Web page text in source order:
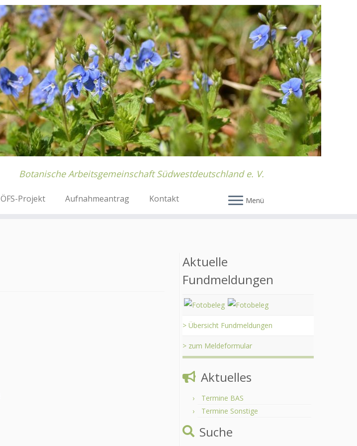
Botanische Arbeitsgemeinschaft Südwestdeutschland e. V.
Menü
ÖFS-Projekt Aufnahmeantrag Kontakt
Aktuelle
Fundmeldungen
> Übersicht Fundmeldungen
> zum Meldeformular
Aktuelles
Termine BAS
Termine Sonstige
Suche